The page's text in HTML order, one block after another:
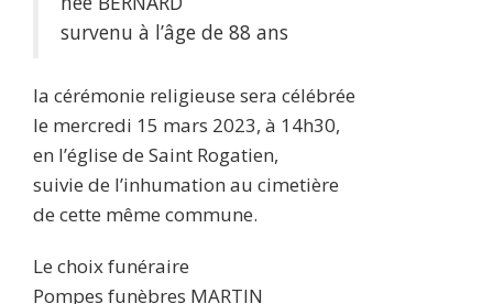
survenu à l’âge de 88 ans
la cérémonie religieuse sera célébrée
le mercredi 15 mars 2023, à 14h30,
en l’église de Saint Rogatien,
suivie de l’inhumation au cimetière
de cette même commune.
Le choix funéraire
Pompes funèbres MARTIN